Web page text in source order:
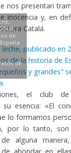
nos presentan
inocencia y, en
Catalá.
de
de
el club de
su esencia: «El
lo formamos
por lo tanto, son
alguna
de ahondar en